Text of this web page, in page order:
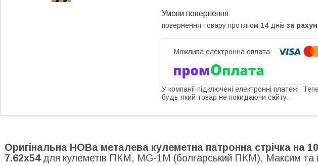
повернення товару протягом 14 днів за
У компанії підключені електронні платежі.
будь-який товар не покидаючи сайту.
Оригінальна НОВа металева кулеметна патронна стрічка на
7.62х54 для кулеметів ПКМ, MG-1М (болгарський ПКМ), Максим та